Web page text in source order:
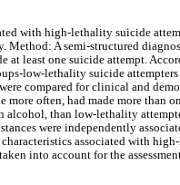
with high-lethality suicide
A semi-structured
at least one suicide attempt.
low-lethality suicide
compared for clinical and
often, had made more than
alcohol, than low-lethality
were independently
associated with
into account for the